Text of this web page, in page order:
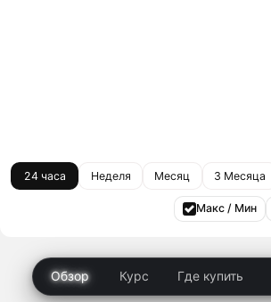
24 часа Неделя Месяц 3 Месяца
Макс / Мин
Обзор Курс Где купить